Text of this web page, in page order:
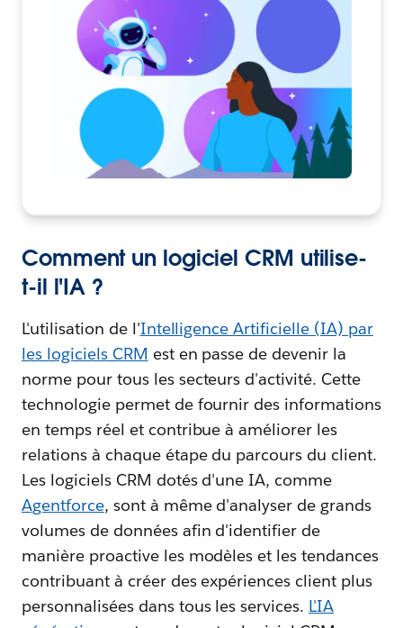
Comment un logiciel CRM utilise-
t-il l'IA ?
L'utilisation de l'Intelligence Artificielle (IA) par
les logiciels CRM est en passe de devenir la
norme pour tous les secteurs d'activité. Cette
technologie permet de fournir des informations
en temps réel et contribue à améliorer les
relations à chaque étape du parcours du client.
Les logiciels CRM dotés d'une IA, comme
Agentforce, sont à même d'analyser de grands
volumes de données afin d'identifier de
manière proactive les modèles et les tendances
contribuant à créer des expériences client plus
personnalisées dans tous les services. L'IA